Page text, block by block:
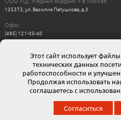
125373, ул. Василия Петушкова, д.3
Офис
(495) 121-05-40
Пн-Пт с 11:00 до 17:00
Интернет магазин
8-800-511-00-88
г. Москва: moskow@mvsadnik.ru
г. Санкт-Петербург: esales@mvsadnik.ru
© 2013 ООО ТД «Медный всадник». Мы
продукции
Этот сайт использует
технических данных
работоспособности и
Продолжая использовать
соглашаетесь с
Согласиться